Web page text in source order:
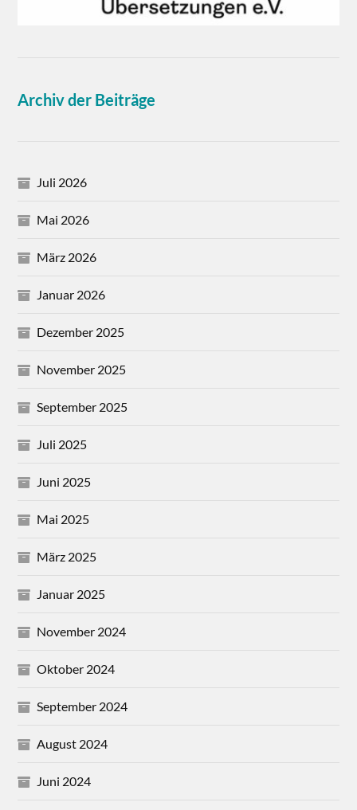
Archiv der Beiträge
Juli 2026
Mai 2026
März 2026
Januar 2026
Dezember 2025
November 2025
September 2025
Juli 2025
Juni 2025
Mai 2025
März 2025
Januar 2025
November 2024
Oktober 2024
September 2024
August 2024
Juni 2024